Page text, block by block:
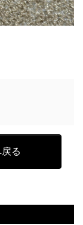
る